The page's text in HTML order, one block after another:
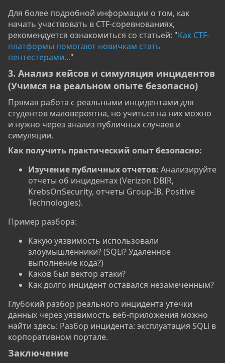
Для более подробной информации о том, как
начать участвовать в CTF-соревнованиях,
рекомендуется ознакомиться со статьей: "Как CTF-
платформы помогают новичкам стать
пентестерами..."
3. Анализ кейсов и симуляция инцидентов
(Учимся на реальном опыте безопасно)​
Прямая работа с реальными инцидентами для
студентов маловероятна, но учиться на них можно
и нужно через анализ публичных случаев и
симуляции.
Как получить практический опыт безопасно:​
Изучение публичных отчетов: Анализируйте
отчеты об инцидентах (Verizon DBIR,
KrebsOnSecurity, отчеты Group-IB, Positive
Technologies).
Пример разбора:
Какую уязвимость использовали
злоумышленники? (SQLi? Удаленное
выполнение кода?)
Каков был вектор атаки?
Как долго инцидент оставался незамеченным?
Глубокий разбор реального инцидента утечки
данных через уязвимость веб-приложения можно
найти здесь: Разбор инцидента: эксплуатация SQLi в
корпоративном портале.
Заключение​